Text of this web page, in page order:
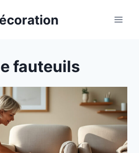
fauteuils